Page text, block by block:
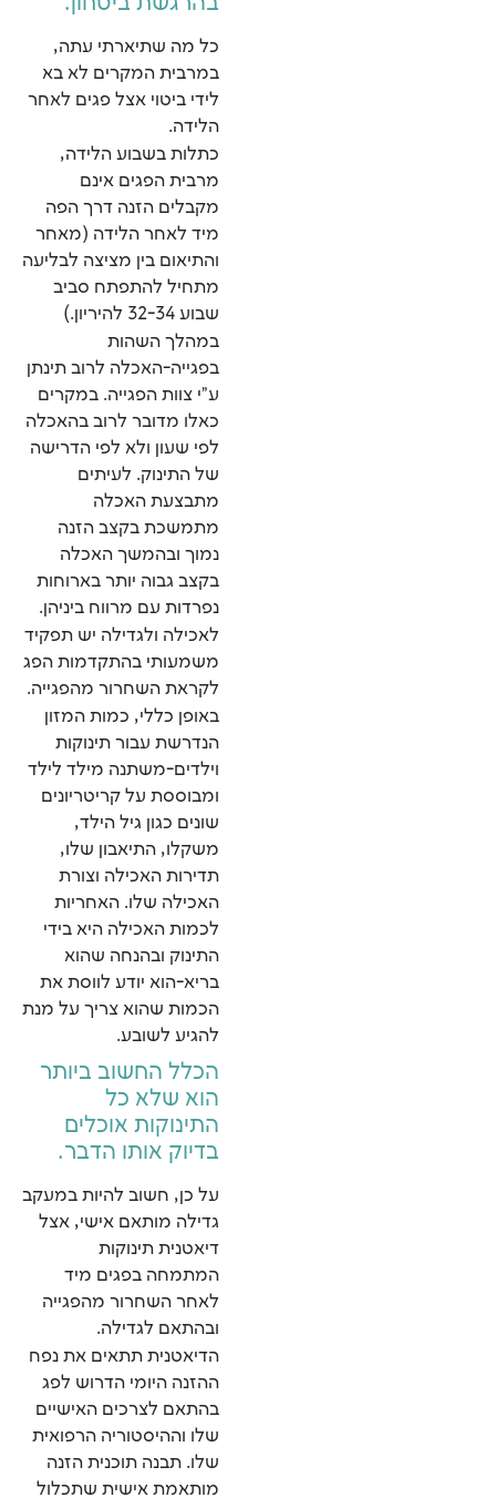
כל מה שתיארתי עתה,
במרבית המקרים לא בא
לידי ביטוי אצל פגים לאחר
הלידה.
כתלות בשבוע הלידה,
מרבית הפגים אינם
מקבלים הזנה דרך הפה
מיד לאחר הלידה (מאחר
והתיאום בין מציצה לבליעה
מתחיל להתפתח סביב
שבוע 32-34 להיריון.)
במהלך השהות
בפגייה-האכלה לרוב תינתן
ע"י צוות הפגייה. במקרים
כאלו מדובר לרוב בהאכלה
לפי שעון ולא לפי הדרישה
של התינוק. לעיתים
מתבצעת האכלה
מתמשכת בקצב הזנה
נמוך ובהמשך האכלה
בקצב גבוה יותר בארוחות
נפרדות עם מרווח ביניהן.
לאכילה ולגדילה יש תפקיד
משמעותי בהתקדמות הפג
לקראת השחרור מהפגייה.
באופן כללי, כמות המזון
הנדרשת עבור תינוקות
וילדים-משתנה מילד לילד
ומבוססת על קריטריונים
שונים כגון גיל הילד,
משקלו, התיאבון שלו,
תדירות האכילה וצורת
האכילה שלו. האחריות
לכמות האכילה היא בידי
התינוק ובהנחה שהוא
בריא-הוא יודע לווסת את
הכמות שהוא צריך על מנת
להגיע לשובע.
הכלל החשוב ביותר
הוא שלא כל
התינוקות אוכלים
בדיוק אותו הדבר.
על כן, חשוב להיות במעקב
גדילה מותאם אישי, אצל
דיאטנית תינוקות
המתמחה בפגים מיד
לאחר השחרור מהפגייה
ובהתאם לגדילה.
הדיאטנית תתאים את נפח
ההזנה היומי הדרוש לפג
בהתאם לצרכים האישיים
שלו וההיסטוריה הרפואית
שלו. תבנה תוכנית הזנה
מותאמת אישית שתכלול